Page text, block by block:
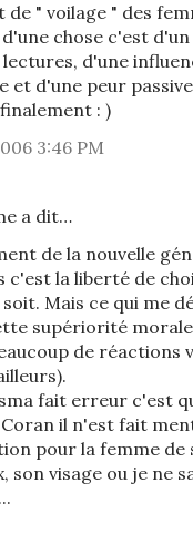
de " voilage " des
chose c'est
lectures, d'une
et d'une peur
: )
3:46 PM
a dit…
de la nouvelle
c'est la liberté de
Mais ce qui me
supériorité
de réactions
fait erreur c'est
Coran il n'est fait
pour la femme de
son visage ou je ne